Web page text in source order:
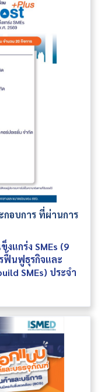
กอบการ ที่ผ่านการ
งแกร่ง SMEs (9
ฟื้นฟูธุรกิจและ
SMEs) ประจำ